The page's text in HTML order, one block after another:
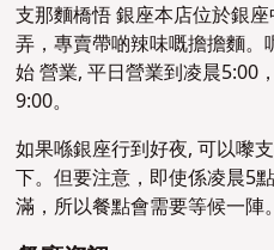
支那麵橋悟 銀座本店位於銀
弄，專賣帶啲辣味嘅擔擔麵
始 營業, 平日營業到凌晨5:00
9:00。
如果喺銀座行到好夜, 可以嚟
下。但要注意，即使係凌晨5
滿，所以餐點會需要等候一陣。